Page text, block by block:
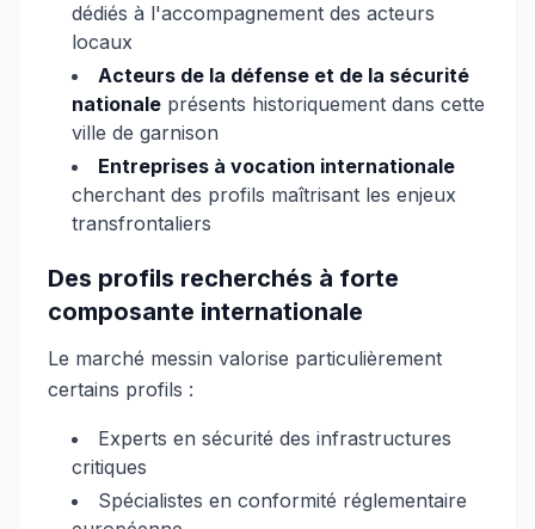
dédiés à l'accompagnement des acteurs
locaux
Acteurs de la défense et de la sécurité
nationale présents historiquement dans cette
ville de garnison
Entreprises à vocation internationale
cherchant des profils maîtrisant les enjeux
transfrontaliers
Des profils recherchés à forte
composante internationale
Le marché messin valorise particulièrement
certains profils :
Experts en sécurité des infrastructures
critiques
Spécialistes en conformité réglementaire